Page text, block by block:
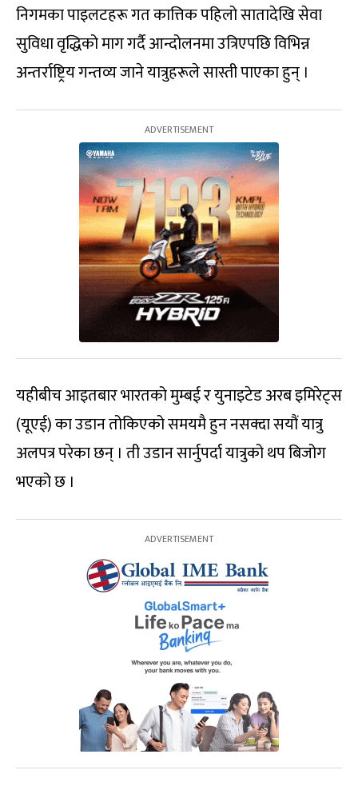
निगमका पाइलटहरू गत कात्तिक पहिलो सातादेखि सेवा
सुविधा वृद्धिको माग गर्दै आन्दोलनमा उत्रिएपछि विभिन्न
अन्तर्राष्ट्रिय गन्तव्य जाने यात्रुहरूले सास्ती पाएका हुन् ।
यहीबीच आइतबार भारतको मुम्बई र युनाइटेड अरब इमिरेट्स
(यूएई) का उडान तोकिएको समयमै हुन नसक्दा सयौं यात्रु
अलपत्र परेका छन् । ती उडान सार्नुपर्दा यात्रुको थप बिजोग
भएको छ ।